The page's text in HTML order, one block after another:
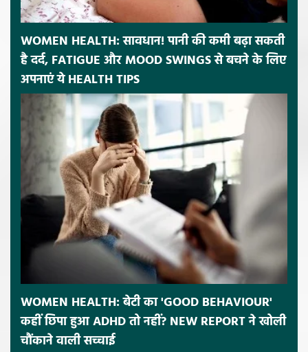
WOMEN HEALTH: सावधान! पानी की कमी बढ़ा सकती
है दर्द, FATIGUE और MOOD SWINGS से बचने के लिए
अपनाएं ये HEALTH TIPS
WOMEN HEALTH: बेटी का 'GOOD BEHAVIOUR'
कहीं छिपा हुआ ADHD तो नहीं? NEW REPORT ने खोली
चौंकाने वाली सच्चाई